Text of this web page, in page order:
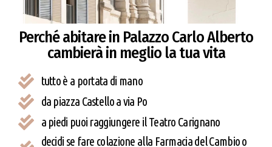
Perché abitare in Palazzo Carlo Alberto
cambierà in meglio la tua vita
tutto è a portata di mano
da piazza Castello a via Po
a piedi puoi raggiungere il Teatro Carignano
decidi se fare colazione alla Farmacia del Cambio o